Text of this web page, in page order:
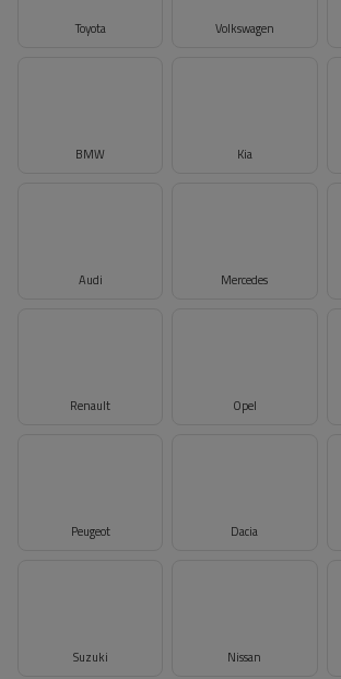
Toyota Volkswagen
BMW Kia
Audi Mercedes
Renault Opel
Peugeot Dacia
Suzuki Nissan